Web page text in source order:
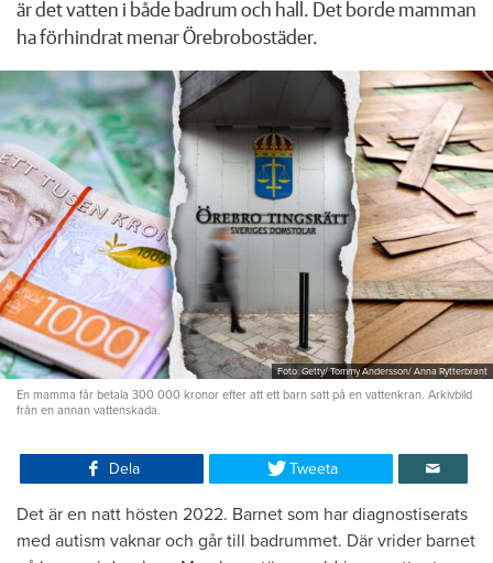
är det vatten i både badrum och hall. Det borde mamman
ha förhindrat menar Örebrobostäder.
Foto: Getty/ Tommy Andersson/ Anna Rytterbrant
En mamma får betala 300 000 kronor efter att ett barn satt på en vattenkran. Arkivbild
från en annan vattenskada.
Dela Tweeta
Det är en natt hösten 2022. Barnet som har diagnostiserats
med autism vaknar och går till badrummet. Där vrider barnet